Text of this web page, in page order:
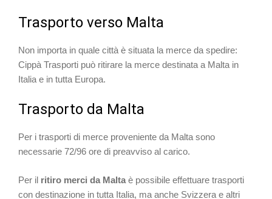
Trasporto verso Malta
Non importa in quale città è situata la merce da spedire:
Cippà Trasporti può ritirare la merce destinata a Malta in
Italia e in tutta Europa.
Trasporto da Malta
Per i trasporti di merce proveniente da Malta sono
necessarie 72/96 ore di preavviso al carico.
Per il ritiro merci da Malta è possibile effettuare trasporti
con destinazione in tutta Italia, ma anche Svizzera e altri